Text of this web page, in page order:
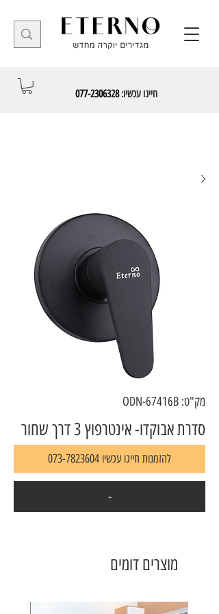
חייגו עכשיו:077-2306328
מק"ט: ODN-67416B
סדרת אבוקדו- אינטרפוץ 3 דרך שחור
להזמנות חייגו עכשיו 073-7823604
-
מוצרים דומים